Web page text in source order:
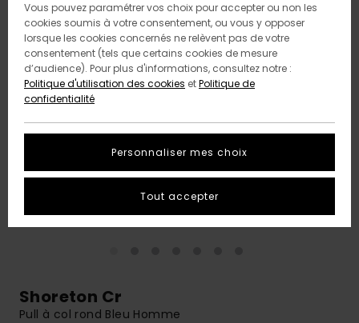
Shoreton Cr
Pull à col rond Bleu Homme
Vous pouvez paramétrer vos choix pour accepter ou non les
cookies soumis à votre consentement, ou vous y opposer
lorsque les cookies concernés ne relèvent pas de votre
consentement (tels que certains cookies de mesure
d’audience). Pour plus d'informations, consultez notre :
Politique d'utilisation des cookies etPolitique de
confidentialité
Personnaliser mes choix
Tout accepter